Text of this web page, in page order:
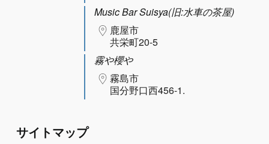
Music Bar Suisya(旧:水車の茶屋)
鹿屋市
共栄町20-5
霧や櫻や
霧島市
国分野口西456-1.
サイトマップ